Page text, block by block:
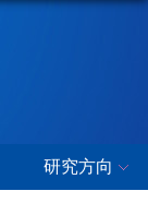
研究方向